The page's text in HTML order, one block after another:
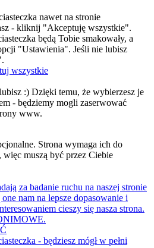
nawet na stronie
- kliknij "Akceptuję wszystkie".
będą Tobie smakowały, a
"Ustawienia". Jeśli nie lubisz
wszystkie
:) Dzięki temu, że wybierzesz je
- będziemy mogli zaserwować
www.
Strona wymaga ich do
więc muszą być przez Ciebie
za badanie ruchu na naszej stronie
nam na lepsze dopasowanie i
cieszy się nasza strona.
- będziesz mógł w pełni